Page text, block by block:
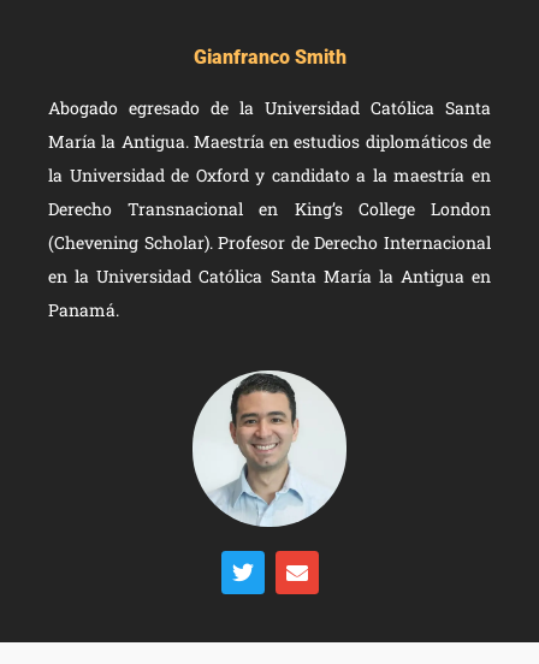
Gianfranco Smith
Abogado egresado de la Universidad Católica Santa
María la Antigua. Maestría en estudios diplomáticos de
la Universidad de Oxford y candidato a la maestría en
Derecho Transnacional en King’s College London
(Chevening Scholar). Profesor de Derecho Internacional
en la Universidad Católica Santa María la Antigua en
Panamá.